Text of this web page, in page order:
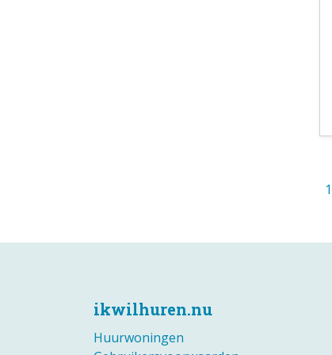
1
ikwilhuren.nu
Huurwoningen